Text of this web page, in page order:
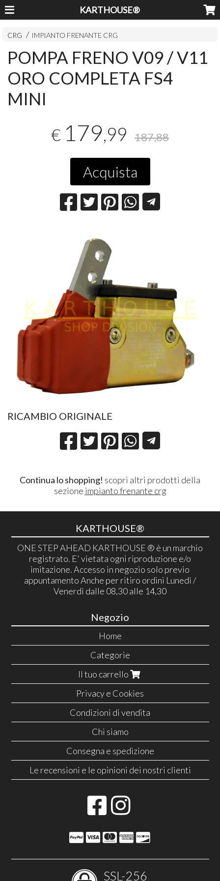
KARTHOUSE®
CRG IMPIANTO FRENANTE CRG
POMPA FRENO V09 / V11
ORO COMPLETA FS4
MINI
€ 179,99 187,88
Acquista
RICAMBIO ORIGINALE
Continua lo shopping! scopri altri prodotti della
sezione impianto frenante crg
KARTHOUSE®
ONE STEP AHEAD KARTHOUSE ® è un marchio
registrato. E' vietata ogni riproduzione e/o
imitazione. Accesso in negozio solo previo
appuntamento Anche per ritiro ordini Lunedì /
Venerdì dalle 08,30 alle 14,30
Negozio
Home
Categorie
Il tuo carrello
Privacy e Cookies
Condizioni di vendita
Chi siamo
Consegna e spedizione
Le recensioni e le opinioni dei nostri clienti
SSL-256